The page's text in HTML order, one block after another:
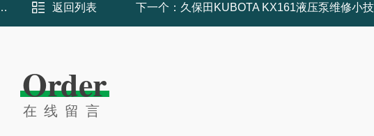
返回列表 下一个： 久保田KUBOTA KX161液压泵维修小
Order
在线留言